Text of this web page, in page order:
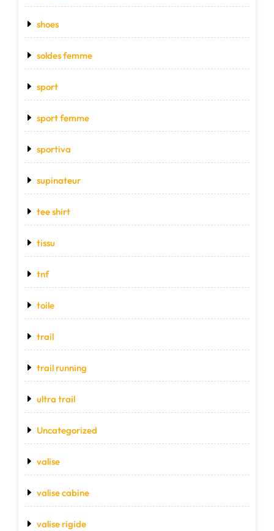
shoes
soldes femme
sport
sport femme
sportiva
supinateur
tee shirt
tissu
tnf
toile
trail
trail running
ultra trail
Uncategorized
valise
valise cabine
valise rigide